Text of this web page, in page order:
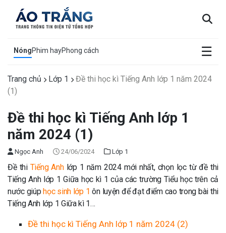
NóngPhim hayPhong cách ☰
×
Trang chủ Lớp 1
Đề thi học kì Tiếng Anh lớp 1 năm 2024
(1)
Đề thi học kì Tiếng Anh lớp 1
năm 2024 (1)
Ngọc Anh 24/06/2024 Lớp 1
Đề thi Tiếng Anh lớp 1 năm 2024 mới nhất, chọn lọc từ đề thi
Tiếng Anh lớp 1 Giữa học kì 1 của các trường Tiểu học trên cả
nước giúphọc sinh lớp 1 ôn luyện để đạt điểm cao trong bài thi
Tiếng Anh lớp 1 Giữa kì 1…
Đề thi học kì Tiếng Anh lớp 1 năm 2024 (2)